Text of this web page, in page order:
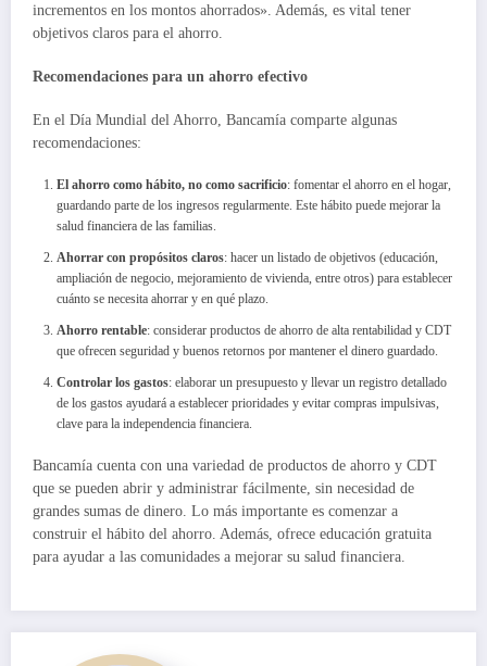
incrementos en los montos ahorrados». Además, es vital tener
objetivos claros para el ahorro.
Recomendaciones para un ahorro efectivo
En el Día Mundial del Ahorro, Bancamía comparte algunas
recomendaciones:
El ahorro como hábito, no como sacrificio: fomentar el ahorro en el hogar,
guardando parte de los ingresos regularmente. Este hábito puede mejorar la
salud financiera de las familias.
Ahorrar con propósitos claros: hacer un listado de objetivos (educación,
ampliación de negocio, mejoramiento de vivienda, entre otros) para establecer
cuánto se necesita ahorrar y en qué plazo.
Ahorro rentable: considerar productos de ahorro de alta rentabilidad y CDT
que ofrecen seguridad y buenos retornos por mantener el dinero guardado.
Controlar los gastos: elaborar un presupuesto y llevar un registro detallado
de los gastos ayudará a establecer prioridades y evitar compras impulsivas,
clave para la independencia financiera.
Bancamía cuenta con una variedad de productos de ahorro y CDT
que se pueden abrir y administrar fácilmente, sin necesidad de
grandes sumas de dinero. Lo más importante es comenzar a
construir el hábito del ahorro. Además, ofrece educación gratuita
para ayudar a las comunidades a mejorar su salud financiera.